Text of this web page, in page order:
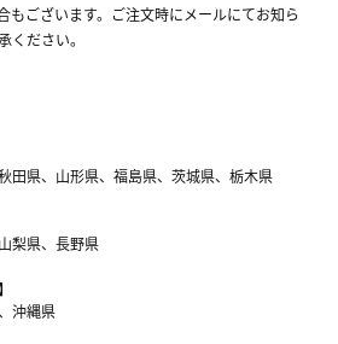
もございます。ご注文時にメールにてお知ら
ください。
田県、山形県、福島県、茨城県、栃木県
梨県、長野県
沖縄県